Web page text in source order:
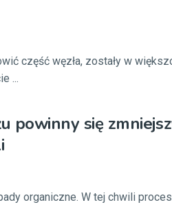
część węzła, zostały w
...
powinny się
organiczne. W tej chwili